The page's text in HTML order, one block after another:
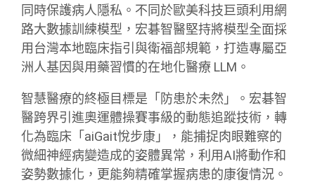
同時保護病人隱私。不同於歐美科技巨頭利用網
路大數據訓練模型，宏碁智醫堅持將模型全面採
用台灣本地臨床指引與衛福部規範，打造專屬亞
洲人基因與用藥習慣的在地化醫療 LLM。
智慧醫療的終極目標是「防患於未然」。宏碁智
醫跨界引進奧運體操賽事級的動態追蹤技術，轉
化為臨床「aiGait悅步康」，能捕捉肉眼難察的
微細神經病變造成的姿體異常，利用AI將動作和
姿勢數據化，更能夠精確掌握病患的康復情況。